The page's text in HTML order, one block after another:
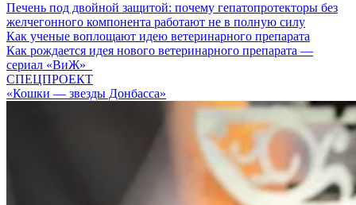
Печень под двойной защитой: почему гепатопротекторы без
желчегонного компонента работают не в полную силу
Как ученые воплощают идею ветеринарного препарата
Как рождается идея нового ветеринарного препарата —
сериал «ВиЖ»
СПЕЦПРОЕКТ
«Кошки — звезды Донбасса»